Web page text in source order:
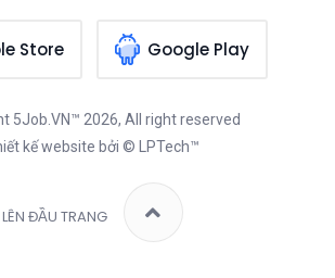
Store Google Play
5Job.VN™ 2026, All right reserved
kế website bởi © LPTech™
LÊN ĐẦU TRANG